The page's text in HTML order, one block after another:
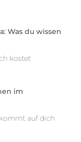
Was du wissen
kostet
im
auf dich